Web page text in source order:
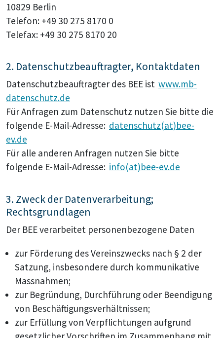
10829 Berlin
Telefon: +49 30 275 8170 0
Telefax: +49 30 275 8170 20
2. Datenschutzbeauftragter, Kontaktdaten
Datenschutzbeauftragter des BEE ist www.mb-
datenschutz.de
Für Anfragen zum Datenschutz nutzen Sie bitte die
folgende E-Mail-Adresse: datenschutz(at)bee-
ev.de
Für alle anderen Anfragen nutzen Sie bitte
folgende E-Mail-Adresse: info(at)bee-ev.de
3. Zweck der Datenverarbeitung;
Rechtsgrundlagen
Der BEE verarbeitet personenbezogene Daten
zur Förderung des Vereinszwecks nach § 2 der
Satzung, insbesondere durch kommunikative
Massnahmen;
zur Begründung, Durchführung oder Beendigung
von Beschäftigungsverhältnissen;
zur Erfüllung von Verpflichtungen aufgrund